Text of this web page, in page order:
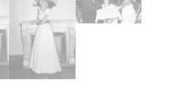
Bilbao amenizó la